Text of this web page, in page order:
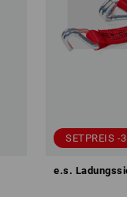
SETPREIS -
e.s.